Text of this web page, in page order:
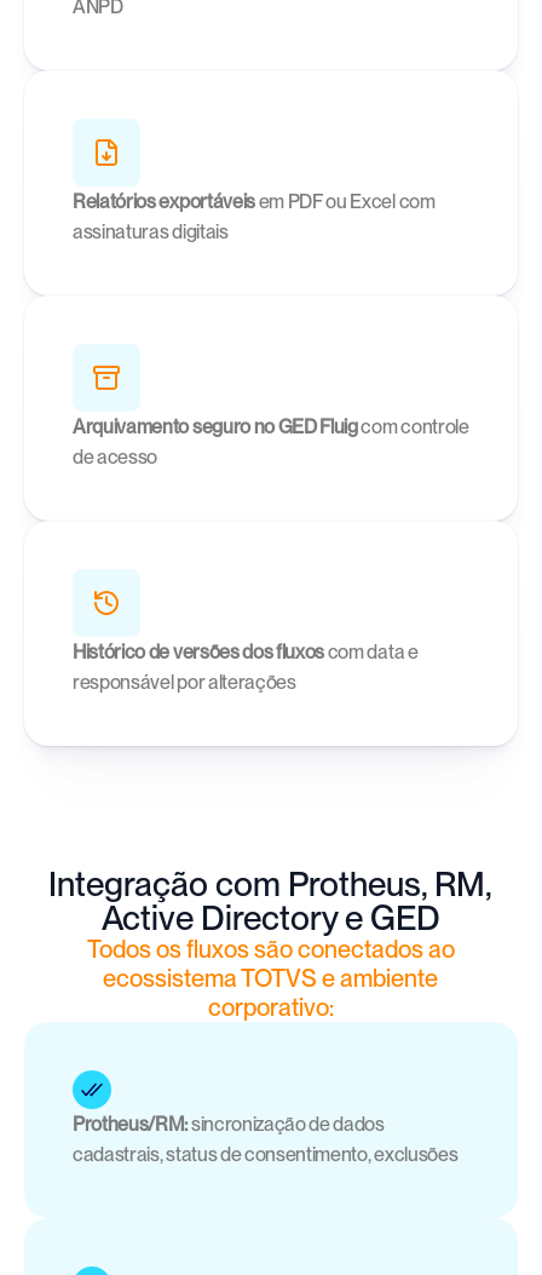
ANPD
Relatórios exportáveis em PDF ou Excel com
assinaturas digitais
Arquivamento seguro no GED Fluig com controle
de acesso
Histórico de versões dos fluxos com data e
responsável por alterações
Integração com Protheus, RM,
Active Directory e GED
Todos os fluxos são conectados ao
ecossistema TOTVS e ambiente
corporativo:
Protheus/RM: sincronização de dados
cadastrais, status de consentimento, exclusões